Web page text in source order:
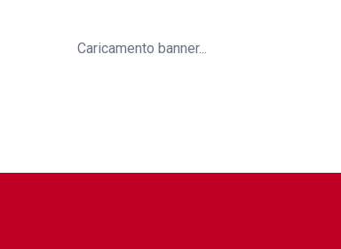
Caricamento banner...